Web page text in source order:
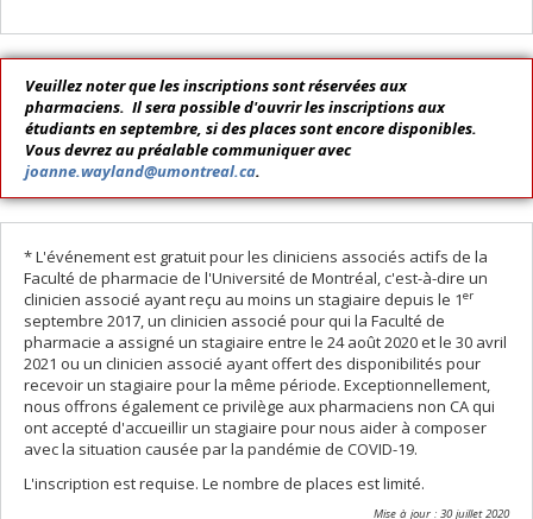
Veuillez noter que les inscriptions sont réservées aux
pharmaciens. Il sera possible d'ouvrir les inscriptions aux
étudiants en septembre, si des places sont encore disponibles.
Vous devrez au préalable communiquer avec
joanne.wayland@umontreal.ca.
* L'événement est gratuit pour les cliniciens associés actifs de la
Faculté de pharmacie de l'Université de Montréal, c'est-à-dire un
clinicien associé ayant reçu au moins un stagiaire depuis le 1er
septembre 2017, un clinicien associé pour qui la Faculté de
pharmacie a assigné un stagiaire entre le 24 août 2020 et le 30 avril
2021 ou un clinicien associé ayant offert des disponibilités pour
recevoir un stagiaire pour la même période. Exceptionnellement,
nous offrons également ce privilège aux pharmaciens non CA qui
ont accepté d'accueillir un stagiaire pour nous aider à composer
avec la situation causée par la pandémie de COVID-19.
L'inscription est requise. Le nombre de places est limité.
Mise à jour : 30 juillet 2020